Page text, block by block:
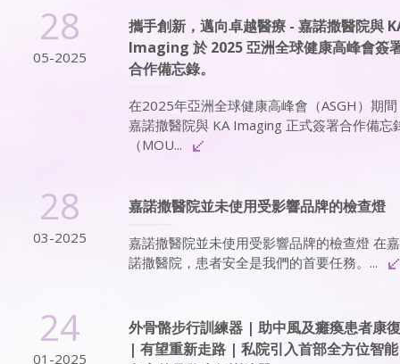
28
05-2025
攜手創新，邁向卓越醫療 - 嘉諾撒醫院與
Imaging 於 2025 亞洲全球健康高峰會簽
合作備忘錄。
在2025年亞洲全球健康高峰會（ASGH）期
嘉諾撒醫院與 KA Imaging 正式簽署合作備忘
（MOU...
28
03-2025
嘉諾撒醫院並未使用受影響品牌的檢查燈
嘉諾撒醫院並未使用受影響品牌的檢查燈 在嘉
諾撒醫院，患者安全是我們的首要任務。...
24
01-2025
外骨骼步行訓練器 | 助中風及癱瘓患者康復
| 有望重新走路 | 私院引入首部全方位智能